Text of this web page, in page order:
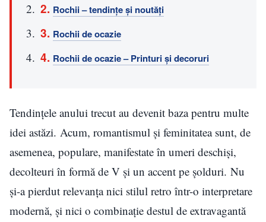
Rochii – tendințe și noutăți
Rochii de ocazie
Rochii de ocazie – Printuri și decoruri
Tendințele anului trecut au devenit baza pentru multe
idei astăzi. Acum, romantismul și feminitatea sunt, de
asemenea, populare, manifestate în umeri deschiși,
decolteuri în formă de V și un accent pe șolduri. Nu
și-a pierdut relevanța nici stilul retro într-o interpretare
modernă, și nici o combinație destul de extravagantă